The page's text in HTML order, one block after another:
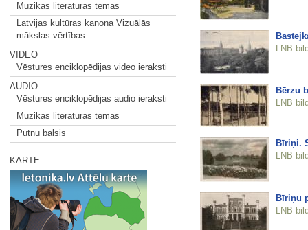
Mūzikas literatūras tēmas
Latvijas kultūras kanona Vizuālās
mākslas vērtības
VIDEO
Vēstures enciklopēdijas video ieraksti
AUDIO
Vēstures enciklopēdijas audio ieraksti
Mūzikas literatūras tēmas
Putnu balsis
KARTE
LNB
Bērzu
LNB
Bīriņi.
LNB
Bīriņu
LNB